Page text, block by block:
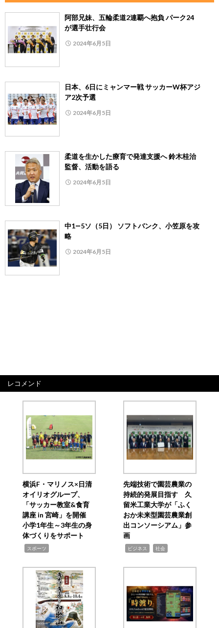
阿部兄妹、五輪柔道2連覇へ抱負 パーク24
が選手壮行会
2024年6月5日
日本、6日にミャンマー戦 サッカーW杯アジ
ア2次予選
2024年6月5日
柔道を生かした療育で発達支援へ 鈴木桂治
監督、活動を語る
2024年6月5日
中1―5ソ（5日） ソフトバンク、小笠原を攻
略
2024年6月5日
レコメンド
横浜F・マリノス×日清
オイリオグループ、
「サッカー教室&食育
講座 in 宮崎」を開催
小学1年生～3年生の身
体づくりをサポート
スポーツ
先端技術で園芸農業の
持続的発展目指す 久
留米工業大学が「ふく
おか未来型園芸農業創
出コンソーシアム」参
画
ビジネス 社会